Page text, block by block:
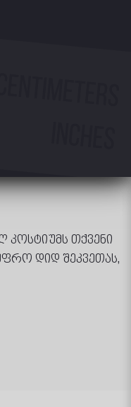
კოსტიუმს თქვენი
დიდ შეკვეთას,